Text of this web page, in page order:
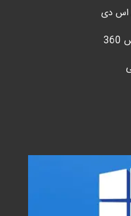
اس دی